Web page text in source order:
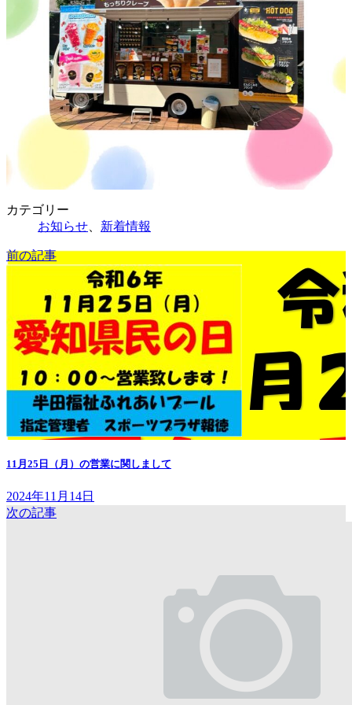
カテゴリー
お知らせ
新着情報
前の記事
11月25日（月）の営業に関しまして
2024年11月14日
次の記事